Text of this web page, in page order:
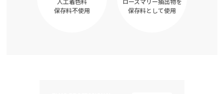
保存料不使用
保存料として使用